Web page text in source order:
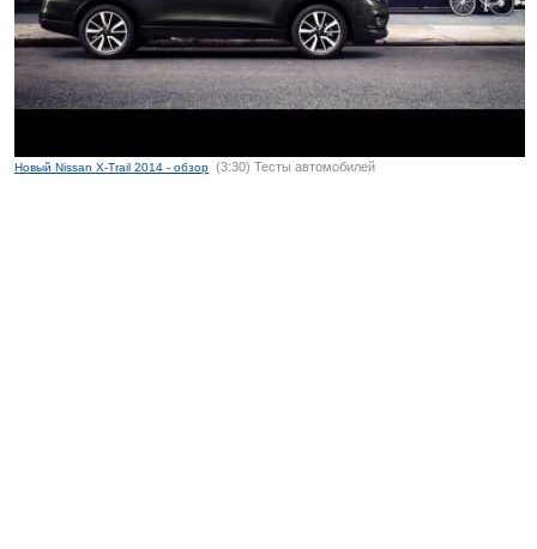
Новый Nissan X-Trail 2014 - обзор (3:30) Тесты автомобилей